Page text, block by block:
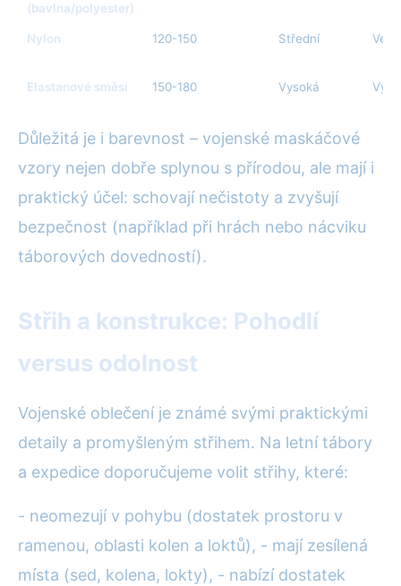
(bavlna/polyester)
Nylon 120-150 Střední
Elastanové směsi 150-180 Vysoká
Důležitá je i barevnost – vojenské maskáčové
vzory nejen dobře splynou s přírodou, ale mají i
praktický účel: schovají nečistoty a zvyšují
bezpečnost (například při hrách nebo nácviku
táborových dovedností).
Střih a konstrukce: Pohodlí
versus odolnost
Vojenské oblečení je známé svými praktickými
detaily a promyšleným střihem. Na letní tábory
a expedice doporučujeme volit střihy, které:
- neomezují v pohybu (dostatek prostoru v
ramenou, oblasti kolen a loktů), - mají zesílená
místa (sed, kolena, lokty), - nabízí dostatek